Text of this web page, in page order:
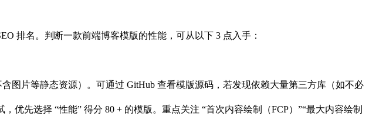
排名。判断一款前端博客模版的性能，可从以下 3 点入手：
图片等静态资源）。可通过 GitHub 查看模版源码，若发现依赖大量第三方库（如不必
优先选择 “性能” 得分 80 + 的模版。重点关注 “首次内容绘制（FCP）”“最大内容绘制